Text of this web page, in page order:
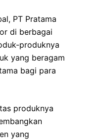
PT Pratama
di berbagai
produknya
yang beragam
bagi para
produknya
yang